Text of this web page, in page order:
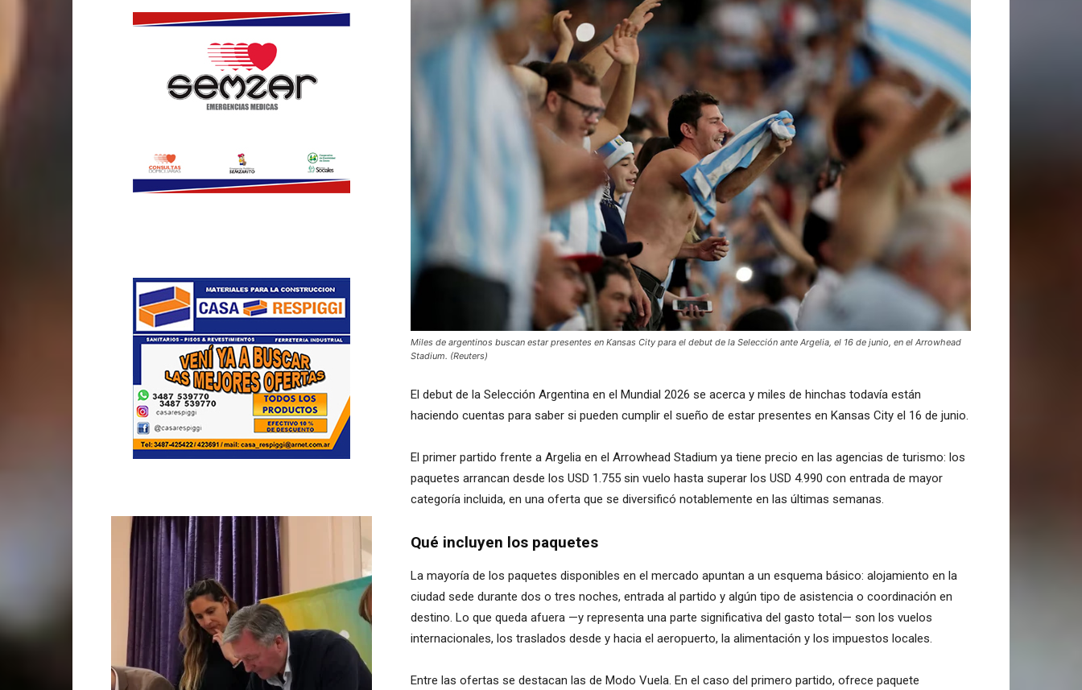
Miles de argentinos buscan estar presentes en Kansas City para el debut de la Selección ante Argelia, el 16 de junio, en el Arrowhead
Stadium. (Reuters)
El debut de la Selección Argentina en el Mundial 2026 se acerca y miles de hinchas todavía están
haciendo cuentas para saber si pueden cumplir el sueño de estar presentes en Kansas City el 16 de junio.
El primer partido frente a Argelia en el Arrowhead Stadium ya tiene precio en las agencias de turismo: los
paquetes arrancan desde los USD 1.755 sin vuelo hasta superar los USD 4.990 con entrada de mayor
categoría incluida, en una oferta que se diversificó notablemente en las últimas semanas.
Qué incluyen los paquetes
La mayoría de los paquetes disponibles en el mercado apuntan a un esquema básico: alojamiento en la
ciudad sede durante dos o tres noches, entrada al partido y algún tipo de asistencia o coordinación en
destino. Lo que queda afuera —y representa una parte significativa del gasto total— son los vuelos
internacionales, los traslados desde y hacia el aeropuerto, la alimentación y los impuestos locales.
Entre las ofertas se destacan las de Modo Vuela. En el caso del primero partido, ofrece paquete